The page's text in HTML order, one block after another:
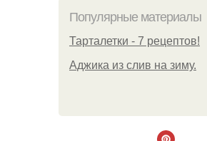
Популярные материалы
Тарталетки - 7 рецептов!
Аджика из слив на зиму.